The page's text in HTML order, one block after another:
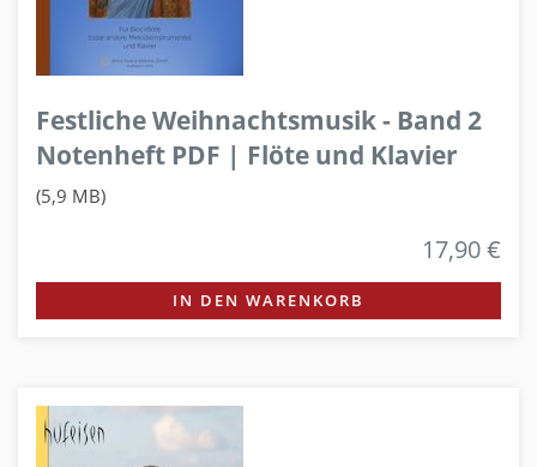
Festliche Weihnachtsmusik - Band 2
Notenheft PDF | Flöte und Klavier
(5,9 MB)
17,90 €
IN DEN WARENKORB